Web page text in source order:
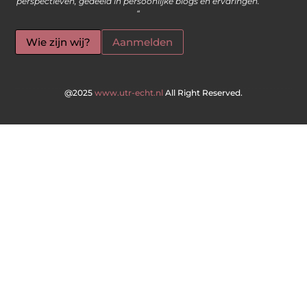
“
Wie zijn wij? Aanmelden
@2025 www.utr-echt.nl All Right Reserved.